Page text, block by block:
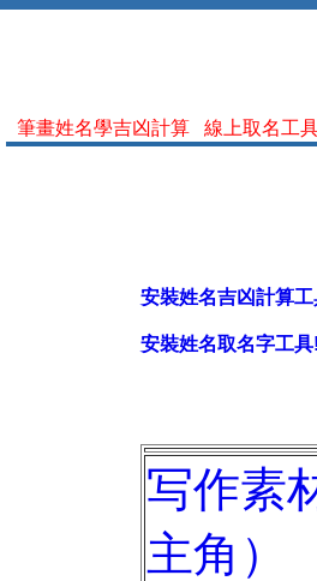
筆畫姓名學吉凶計算 線上取名工
安裝姓名吉凶計算工
安裝姓名取名字工具!
写作素
主角）